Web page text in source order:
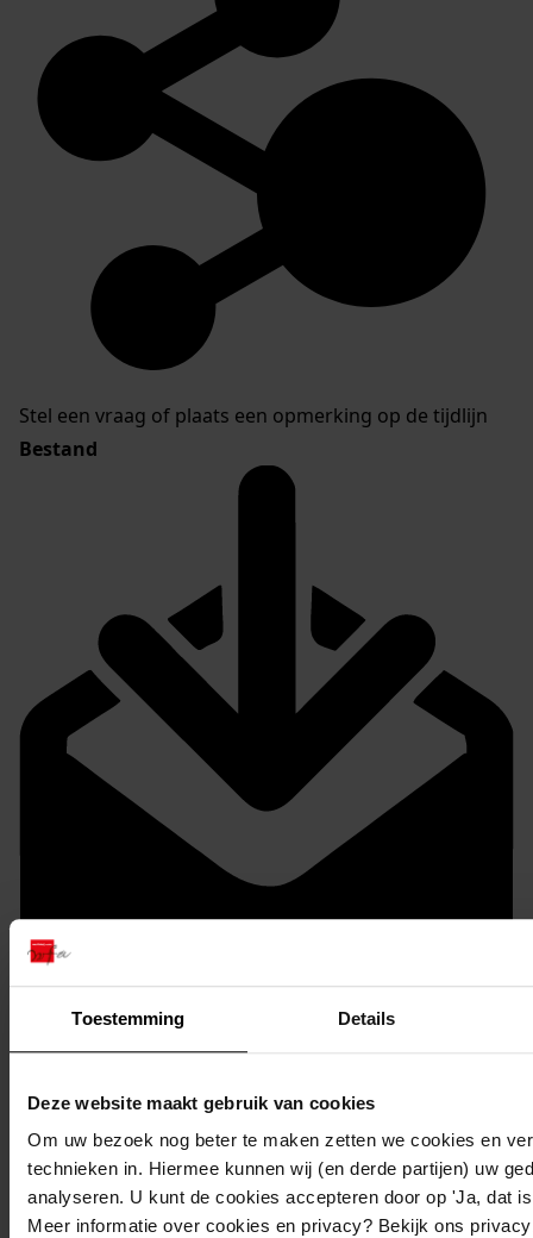
Toestemming Details
Deze website maakt gebruik van cookies
Om uw bezoek nog beter te maken zetten we cookies en
technieken in. Hiermee kunnen wij (en derde partijen) uw
analyseren. U kunt de cookies accepteren door op 'Ja, dat
Meer informatie over cookies en privacy? Bekijk ons
Stel een vraag of plaats een opmerking op de tijdlijn
Bestand
Bestanden per e-mail ontvangen